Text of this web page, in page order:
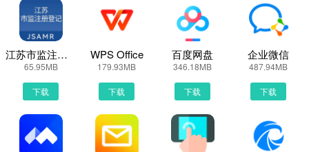
沟通即业务：聚焦话题，降噪沟通，通过AI分析让业务和知识高效流
AI办公小助理(DingTalk A1)：通过钉钉AI办公小助理，自动生成总结
纪要、行动待办、分析报告，还能同步AI表格。提升效率，让工作更
轻松
智联万物，协作无阻：支持在文档中插入表格、脑图、群聊、日程、
视频、任务流等丰富元素，让分散琐碎的工作信息在文档中有序呈
江苏市监注册登记
65.95MB
下载
WPS Office
179.93MB
下载
百度网盘
346.18MB
下载
企业微信
487.94MB
下载